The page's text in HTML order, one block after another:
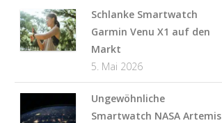
Schlanke Smartwatch
Garmin Venu X1 auf den
Markt
5. Mai 2026
Ungewöhnliche
Smartwatch NASA Artemis